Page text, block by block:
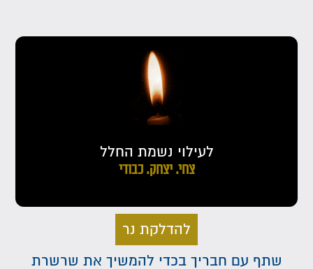
לעילוי נשמת החלל
צחי. יצחק. כבודי
להדלקת נר
שתף עם חבריך בכדי להמשיך את שרשרת